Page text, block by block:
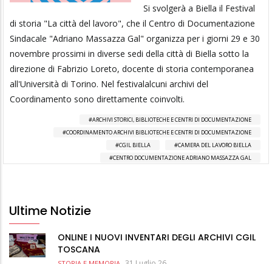
Si svolgerà a Biella il Festival
di storia "La città del lavoro", che il Centro di Documentazione
Sindacale "Adriano Massazza Gal" organizza per i giorni 29 e 30
novembre prossimi in diverse sedi della città di Biella sotto la
direzione di Fabrizio Loreto, docente di storia contemporanea
all'Università di Torino. Nel festivalalcuni archivi del
Coordinamento sono direttamente coinvolti.
ARCHIVI STORICI, BIBLIOTECHE E CENTRI DI DOCUMENTAZIONE
COORDINAMENTO ARCHIVI BIBLIOTECHE E CENTRI DI DOCUMENTAZIONE
CGIL BIELLA
CAMERA DEL LAVORO BIELLA
CENTRO DOCUMENTAZIONE ADRIANO MASSAZZA GAL
Ultime Notizie
ONLINE I NUOVI INVENTARI DEGLI ARCHIVI CGIL
TOSCANA